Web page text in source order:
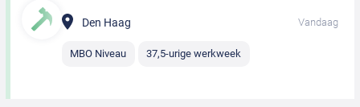
Den Haag Vandaag
MBO Niveau 37,5-urige werkweek